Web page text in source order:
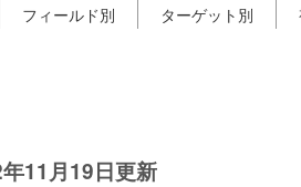
フィールド別 ターゲット別
11月19日更新